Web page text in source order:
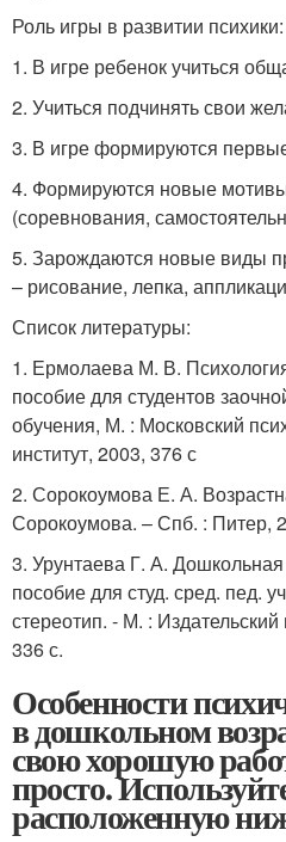
Роль игры в развитии психики:
1. В игре ребенок учиться
2. Учиться подчинять свои
3. В игре формируются
4. Формируются новые
(соревнования,
5. Зарождаются новые виды
– рисование, лепка,
Список литературы:
1. Ермолаева М. В.
пособие для студентов
обучения, М. : Московский
институт, 2003, 376 с
2. Сорокоумова Е. А.
Сорокоумова. – Спб. : Питер,
3. Урунтаева Г. А.
пособие для студ. сред. пед.
стереотип. - М. :
336 с.
Особенности
в дошкольном
свою хорошую
просто.
расположенную